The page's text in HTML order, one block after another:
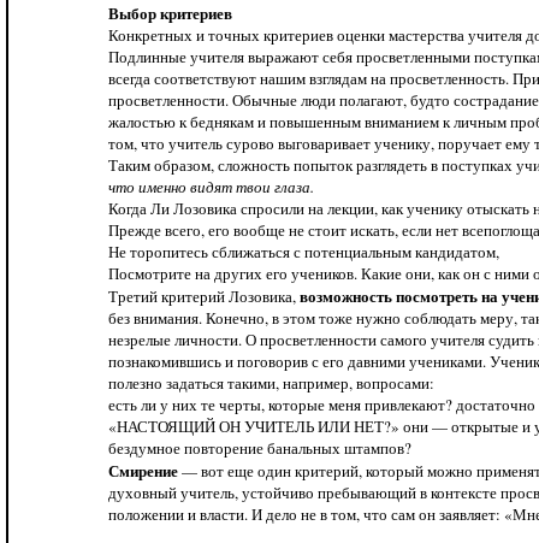
Выбор критериев
Конкретных и точных критериев оценки мастерства учи­теля
Подлинные учителя выражают себя просветленными
всегда соответствуют нашим взглядам на просветленность.
просветленности. Обычные люди полагают, будто
жалостью к беднякам и повышенным вниманием к личным
том, что учитель сурово выговаривает ученику, поручает
Таким образом, сложность попыток разглядеть в поступках
что именно видят твои глаза.
Когда Ли Лозовика спросили на лекции, как ученику отыскать
Прежде всего, его вообще не стоит искать, если нет
Не торопитесь сближаться с потенциальным кандидатом,
Посмотрите на других его учеников. Какие они, как он с ними
Третий критерий Лозовика,возможность посмотреть на
без внимания. Конечно, в этом тоже нужно соблюдать меру,
незрелые личности. О просветленности самого учителя
познакомившись и поговорив с его давними учениками.
полезно задаться такими, например, вопросами:
есть ли у них те черты, которые меня привлекают?
«НАСТОЯЩИЙ ОН УЧИТЕЛЬ ИЛИ НЕТ?» они — открытые и
бездумное повторение ба­нальных штампов?
Смирение— вот еще один критерий, который можно
духовный учитель, устойчиво пребывающий в контексте
положении и власти. И дело не в том, что сам он заявляет: